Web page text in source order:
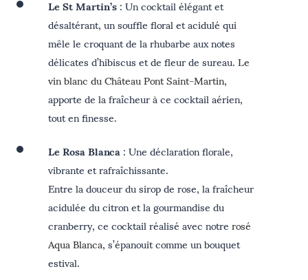
désaltérant, un souffle floral et acidulé qui
mêle le croquant de la rhubarbe aux notes
délicates d’hibiscus et de fleur de sureau.Le
vin blanc du Château Pont Saint-Martin,
apporte de la fraîcheur à ce cocktail aérien,
tout en finesse.
Le Rosa Blanca: Une déclaration florale,
vibrante et rafraîchissante.
Entre la douceur du sirop de rose, la fraîcheur
acidulée du citron et la gourmandise du
cranberry, ce cocktail réalisé avec notrerosé
Aqua Blanca, s’épanouit comme un bouquet
estival.